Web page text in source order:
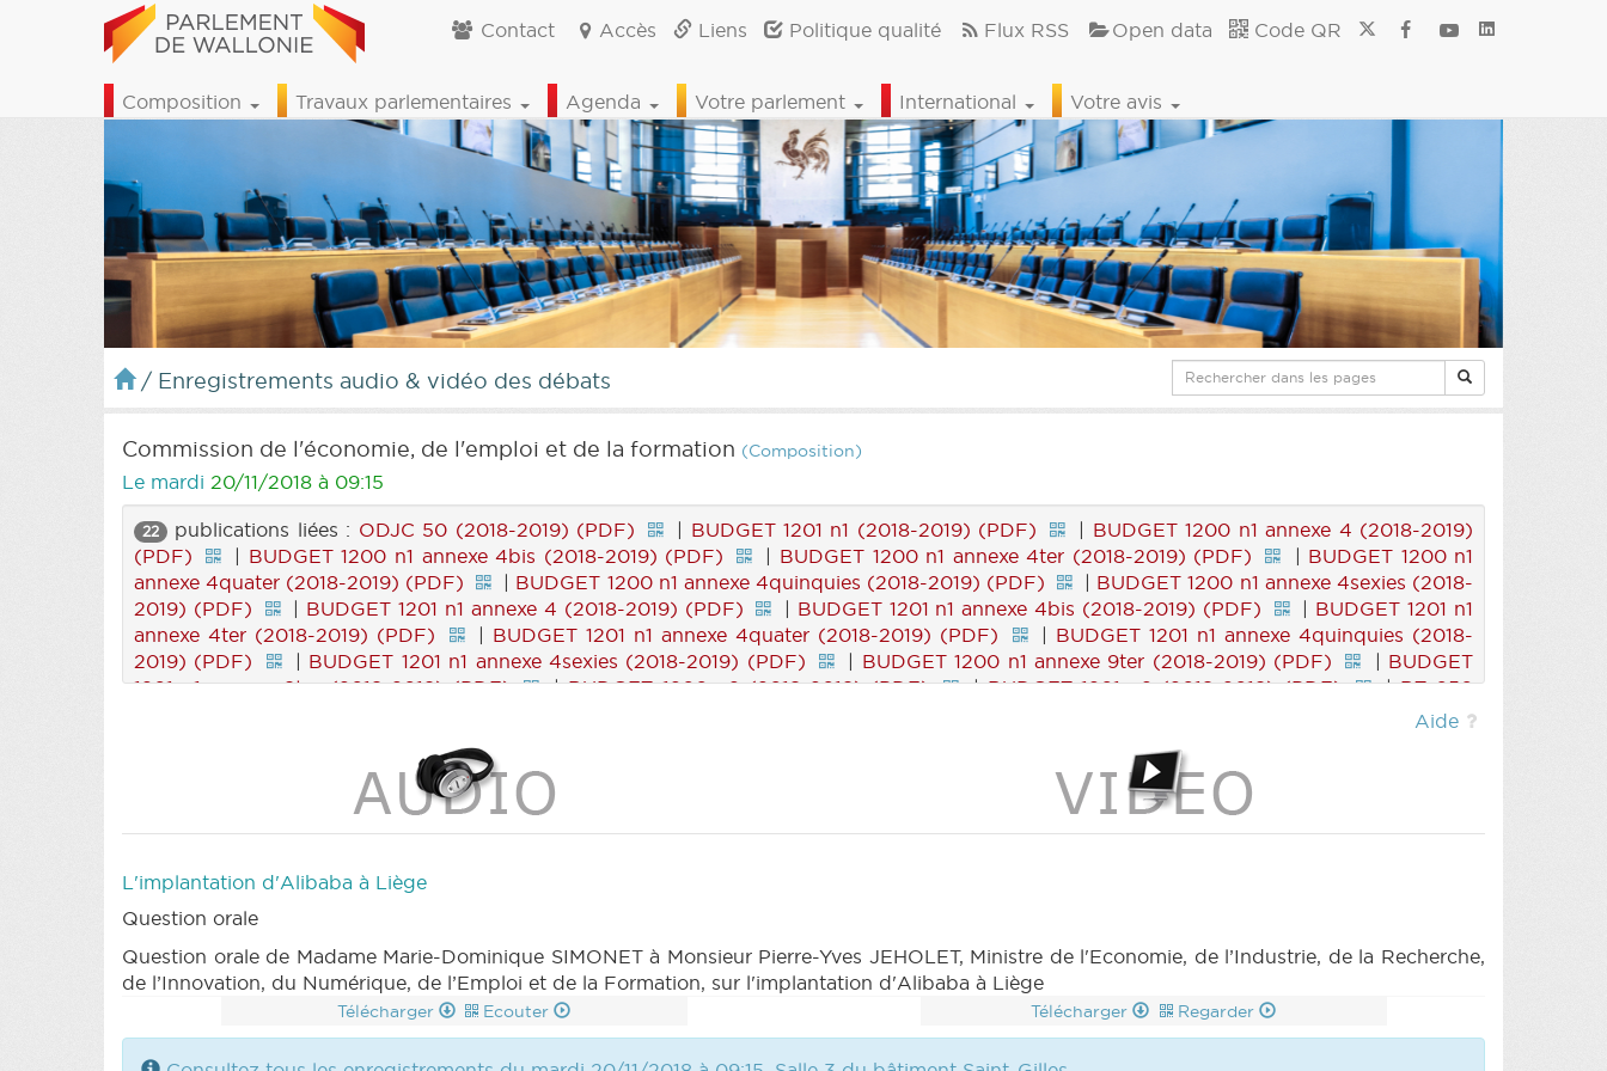
Contact Accès Liens Politique qualité Flux RSS Open data Code QR
Composition Travaux parlementaires Agenda Votre parlement International Votre avis
/ Enregistrements audio & vidéo des débats
Commission de l'économie, de l'emploi et de la formation (Composition)
Le mardi 20/11/2018 à 09:15
22 publications liées : ODJC 50 (2018-2019) (PDF) | BUDGET 1201 n1 (2018-2019) (PDF) | BUDGET 1200 n1 annexe 4 (2018-2019)
(PDF)
| BUDGET 1200 n1 annexe 4bis (2018-2019) (PDF) | BUDGET 1200 n1 annexe 4ter (2018-2019) (PDF) | BUDGET 1200 n1
annexe 4quater (2018-2019) (PDF)
| BUDGET 1200 n1 annexe 4quinquies (2018-2019) (PDF) | BUDGET 1200 n1 annexe 4sexies (2018-
2019) (PDF)
| BUDGET 1201 n1 annexe 4 (2018-2019) (PDF) | BUDGET 1201 n1 annexe 4bis (2018-2019) (PDF) | BUDGET 1201 n1
annexe 4ter (2018-2019) (PDF)
| BUDGET 1201 n1 annexe 4quater (2018-2019) (PDF) | BUDGET 1201 n1 annexe 4quinquies (2018-
2019) (PDF)
| BUDGET 1201 n1 annexe 4sexies (2018-2019) (PDF) | BUDGET 1200 n1 annexe 9ter (2018-2019) (PDF) | BUDGET
1201 n1 annexe 9ter (2018-2019) (PDF)
|BUDGET 1200 n2 (2018-2019) (PDF) |BUDGET 1201 n2 (2018-2019) (PDF) |BT 050
|CRIC
Aide
L'implantation d'Alibaba à Liège
Question orale
Question orale de Madame Marie-Dominique SIMONET à Monsieur Pierre-Yves JEHOLET, Ministre de l'Economie, de l’Industrie, de la Recherche,
de l’Innovation, du Numérique, de l’Emploi et de la Formation, sur l'implantation d'Alibaba à Liège
Télécharger Ecouter Télécharger Regarder